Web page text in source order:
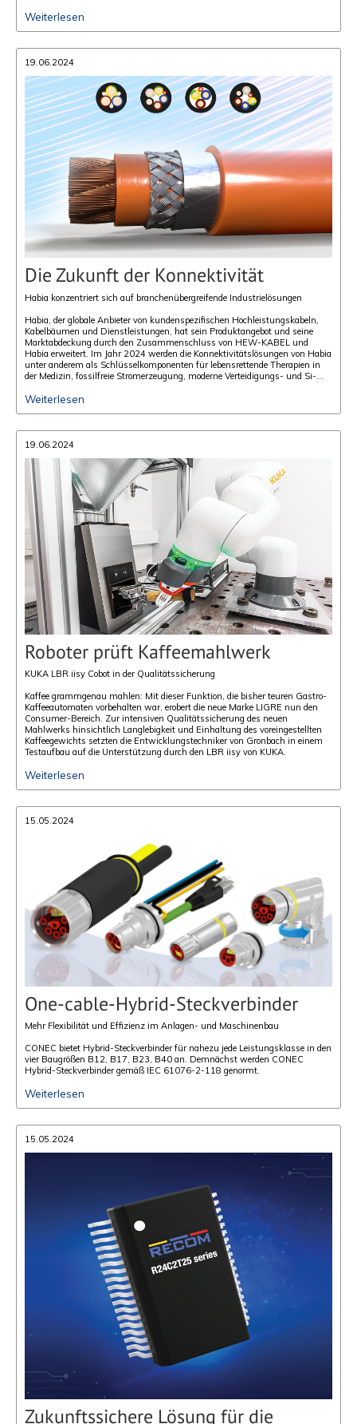
Weiterlesen
19.06.2024
Die Zukunft der Konnektivität
Habia konzentriert sich auf branchenübergreifende Industrielösungen
Habia, der glo­ba­le An­bie­ter von kun­den­spe­zi­fi­schen Hoch­leis­tungs­ka­beln,
Ka­bel­bäu­men und Dienst­leis­tun­gen, hat sein Pro­dukt­an­ge­bot und seine
Markt­ab­de­ckung durch den Zu­sam­men­schluss von HEW-KABEL und
Habia er­wei­tert. Im Jahr 2024 wer­den die Kon­nek­ti­vi­täts­lö­sun­gen von Habia
unter an­de­rem als Schlüs­sel­kom­po­nen­ten für le­bens­ret­ten­de The­ra­pi­en in
der Me­di­zin, fos­sil­freie Strom­erzeu­gung, mo­der­ne Ver­tei­di­gungs- und Si­
Weiterlesen
19.06.2024
Roboter prüft Kaffeemahlwerk
KUKA LBR iisy Cobot in der Qualitätssicherung
Kaffee grammgenau mahlen: Mit dieser Funktion, die bisher teuren Gastro-
Kaffeeautomaten vorbehalten war, erobert die neue Marke LIGRE nun den
Consumer-Bereich. Zur intensiven Qualitätssicherung des neuen
Mahlwerks hinsichtlich Langlebigkeit und Einhaltung des voreingestellten
Kaffeegewichts setzten die Entwicklungstechniker von Gronbach in einem
Testaufbau auf die Unterstützung durch den LBR iisy von KUKA.
Weiterlesen
15.05.2024
One-cable-Hybrid-Steckverbinder
Mehr Flexibilität und Effizienz im Anlagen- und Maschinenbau
CONEC bietet Hybrid-Steckverbinder für nahezu jede Leistungsklasse in den
vier Baugrößen B12, B17, B23, B40 an. Demnächst werden CONEC
Hybrid-Steckverbinder gemäß IEC 61076-2-118 genormt.
Weiterlesen
15.05.2024
Zukunftssichere Lösung für die